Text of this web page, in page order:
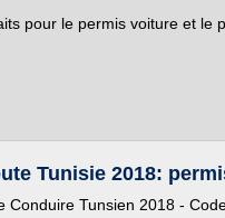
pour le permis voiture et le
Tunisie 2018:
Tunsien 2018 -